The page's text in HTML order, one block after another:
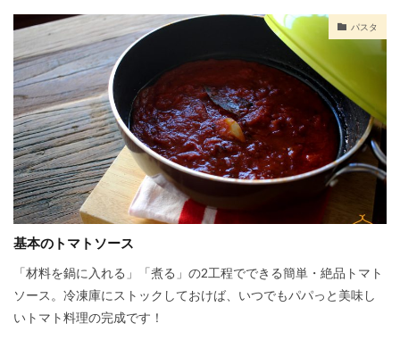
パスタ
基本のトマトソース
「材料を鍋に入れる」「煮る」の2工程でできる簡単・絶品トマト
ソース。冷凍庫にストックしておけば、いつでもパパっと美味し
いトマト料理の完成です！